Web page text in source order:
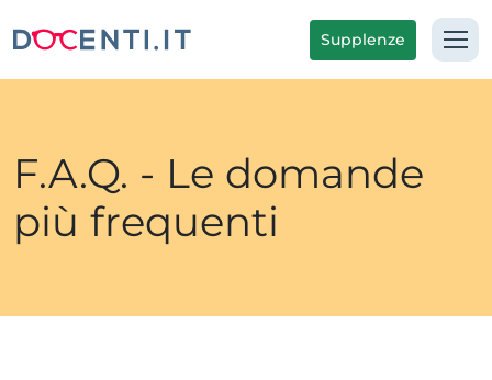
Supplenze
F.A.Q. - Le domande
più frequenti